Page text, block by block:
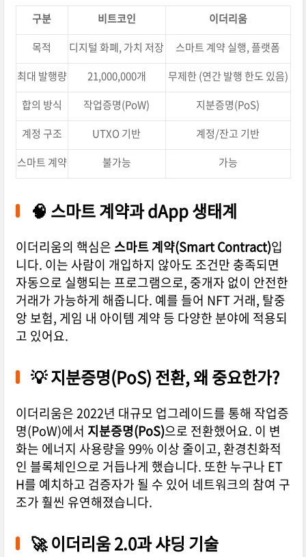
구분 비트코인
이더리움
목적
디지털 화폐, 가치 저장
스마트 계약 실행, 플랫폼
최대 발행량
21,000,000개
무제한 (연간 발행 한도 있음)
합의 방식
작업증명(PoW)
지분증명(PoS)
계정 구조
UTXO 기반
계정/잔고 기반
스마트 계약
불가능 가능
🧠 스마트 계약과 dApp 생태계
이더리움의 핵심은 스마트 계약(Smart Contract)입
니다. 이는 사람이 개입하지 않아도 조건만 충족되면
자동으로 실행되는 프로그램으로, 중개자 없이 안전한
거래가 가능하게 해줍니다. 예를 들어 NFT 거래, 탈중
앙 보험, 게임 내 아이템 계약 등 다양한 분야에 적용되
고 있어요.
💡 지분증명(PoS) 전환, 왜 중요한가?
이더리움은 2022년 대규모 업그레이드를 통해 작업증
명(PoW)에서 지분증명(PoS)으로 전환했어요. 이 변
화는 에너지 사용량을 99% 이상 줄이고, 환경친화적
인 블록체인으로 거듭나게 했습니다. 또한 누구나 ET
H를 예치하고 검증자가 될 수 있어 네트워크의 참여 구
조가 훨씬 유연해졌습니다.
🚀 이더리움 2.0과 샤딩 기술